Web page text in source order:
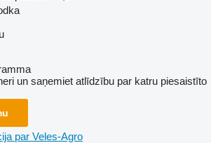
un saņemiet atlīdzību par katru piesaistīto
par Veles-Agro